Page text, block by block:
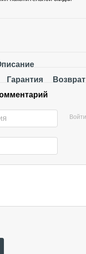
Гарантия
Возврат